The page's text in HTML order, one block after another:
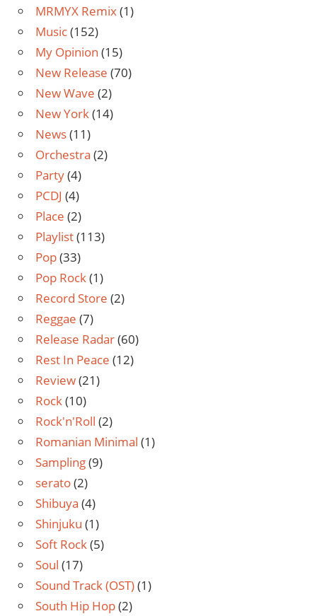
MRMYX Remix(1)
Music(152)
My Opinion (15)
New Release (70)
New Wave (2)
New York(14)
News(11)
Orchestra (2)
Party(4)
PCDJ (4)
Place (2)
Playlist(113)
Pop(33)
Pop Rock(1)
Record Store (2)
Reggae (7)
Release Radar(60)
Rest In Peace (12)
Review(21)
Rock(10)
Rock'n'Roll (2)
Romanian Minimal (1)
Sampling(9)
serato(2)
Shibuya (4)
Shinjuku (1)
Soft Rock(5)
Soul (17)
Sound Track (OST)(1)
South Hip Hop(2)